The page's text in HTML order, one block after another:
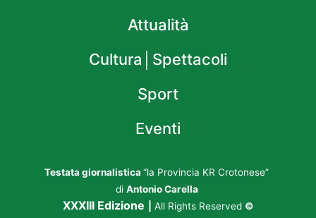
Attualità
Cultura│Spettacoli
Sport
Eventi
Testata giornalistica “la Provincia KR Crotonese”
di Antonio Carella
XXXIII Edizione All Rights Reserved ©